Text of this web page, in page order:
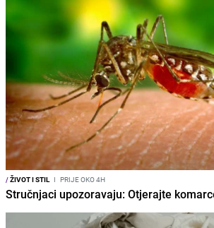
/ŽIVOT I STIL I PRIJE OKO 4H
Stručnjaci upozoravaju: Otjerajte